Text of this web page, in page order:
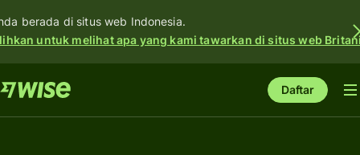
berada di situs web Indonesia.
untuk melihat apa yang kami tawarkan di situs web
Daftar